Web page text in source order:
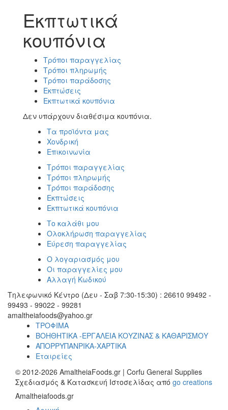
Εκπτωτικά
κουπόνια
Τρόποι παραγγελίας
Τρόποι πληρωμής
Τρόποι παράδοσης
Εκπτώσεις
Εκπτωτικά κουπόνια
Δεν υπάρχουν διαθέσιμα κουπόνια.
Τα προϊόντα μας
Χονδρική
Επικοινωνία
Τρόποι παραγγελίας
Τρόποι πληρωμής
Τρόποι παράδοσης
Εκπτώσεις
Εκπτωτικά κουπόνια
Το καλάθι μου
Ολοκλήρωση παραγγελίας
Εύρεση παραγγελίας
Ο λογαριασμός μου
Οι παραγγελίες μου
Αλλαγή Κωδικού
Τηλεφωνικό Κέντρο (Δευ - Σαβ 7:30-15:30) : 26610 99492 -
99493 - 99022 - 99281
amaltheiafoods@yahoo.gr
ΤΡΟΦΙΜΑ
ΒΟΗΘΗΤΙΚΑ -ΕΡΓΑΛΕΙΑ ΚΟΥΖΙΝΑΣ & ΚΑΘΑΡΙΣΜΟΥ
ΑΠΟΡΡΥΠΑΝΡΙΚΑ-ΧΑΡΤΙΚΑ
Εταιρείες
© 2012-2026 AmaltheiaFoods.gr | Corfu General Supplies
Σχεδιασμός & Κατασκευή Ιστοσελίδας από go creations
Amaltheiafoods.gr